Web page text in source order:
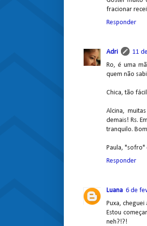
fracionar
Responder
Adri
11
Ro, é uma
quem não
Chica, tão
Alcina,
demais! Rs.
tranquilo.
Paula, "sofro"
Responder
Luana 6 de
Puxa,
Estou
neh?!?!